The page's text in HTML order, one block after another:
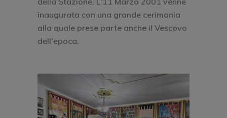
inaugurata con una grande cerimonia
alla quale prese parte anche il Vescovo
dell'epoca.